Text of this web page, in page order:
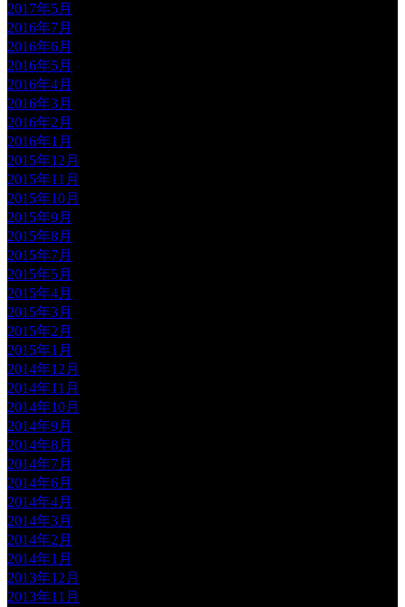
2017年5月
2016年7月
2016年6月
2016年5月
2016年4月
2016年3月
2016年2月
2016年1月
2015年12月
2015年11月
2015年10月
2015年9月
2015年8月
2015年7月
2015年5月
2015年4月
2015年3月
2015年2月
2015年1月
2014年12月
2014年11月
2014年10月
2014年9月
2014年8月
2014年7月
2014年6月
2014年4月
2014年3月
2014年2月
2014年1月
2013年12月
2013年11月